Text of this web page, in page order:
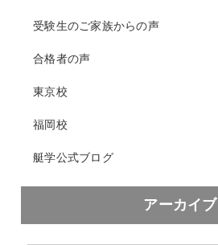
受験生のご家族からの声
合格者の声
東京校
福岡校
艇学公式ブログ
アーカイブ